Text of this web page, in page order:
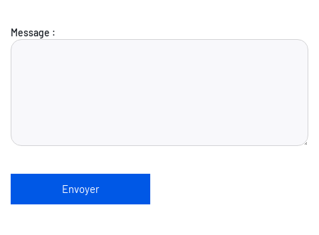
Message :